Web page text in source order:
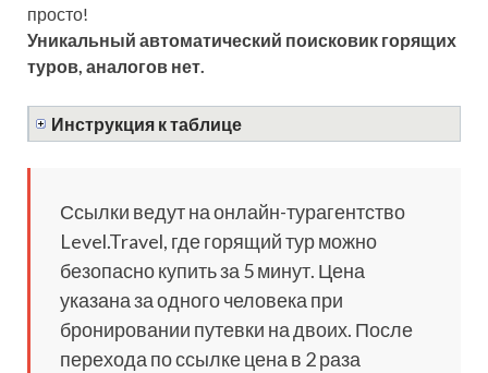
просто!
Уникальный автоматический поисковик горящих
туров, аналогов нет.
Инструкция к таблице
Ссылки ведут на онлайн-турагентство
Level.Travel, где горящий тур можно
безопасно купить за 5 минут. Цена
указана за одного человека при
бронировании путевки на двоих. После
перехода по ссылке цена в 2 раза